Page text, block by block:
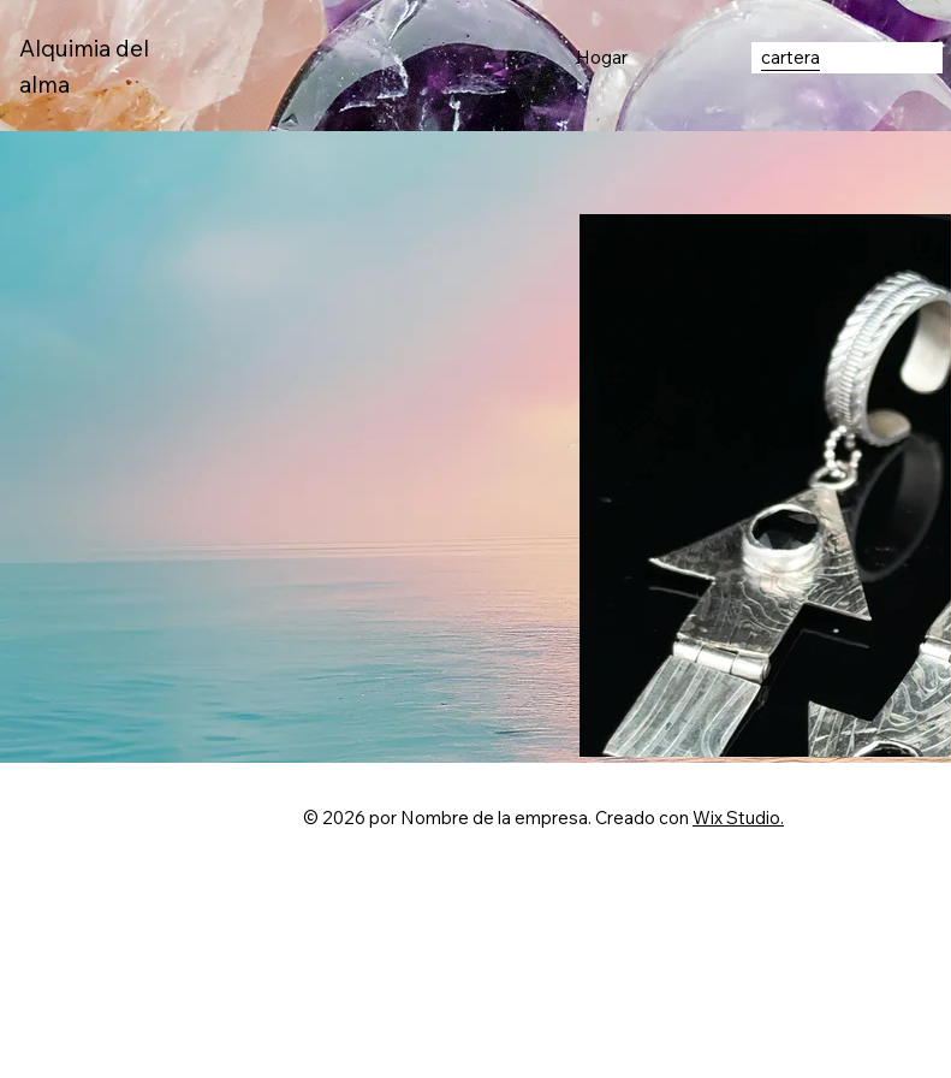
Alquimia del
alma
S UL
Hogar cartera
© 2026 por Nombre de la empresa. Creado con Wix Studio.